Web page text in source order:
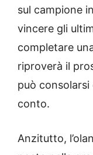
sul campione
vincere gli
completare
riproverà il
può
conto.
Anzitutto,